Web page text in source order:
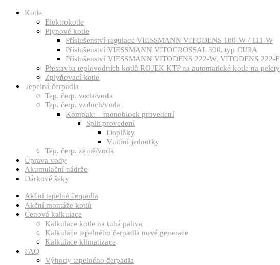
Kotle
Elektrokotle
Plynové kotle
Příslušenství regulace VIESSMANN VITODENS 100-W / 111-W
Příslušenství VIESSMANN VITOCROSSAL 300, typ CU3A
Příslušenství VIESSMANN VITODENS 222-W, VITODENS 222-
Přestavba teplovodních kotlů ROJEK KTP na automatické kotle na pelety
Zplyňovací kotle
Tepelná čerpadla
Tep. čerp. voda/voda
Tep. čerp. vzduch/voda
Kompakt – monoblock provedení
Split provedení
Doplňky
Vnitřní jednotky
Tep. čerp. země/voda
Úprava vody
Akumulační nádrže
Dárkové šeky
Akční tepelná čerpadla
Akční montáže kotlů
Cenová kalkulace
Kalkulace kotle na tuhá paliva
Kalkulace tepelného čerpadla nové generace
Kalkulace klimatizace
FAQ
Výhody tepelného čerpadla